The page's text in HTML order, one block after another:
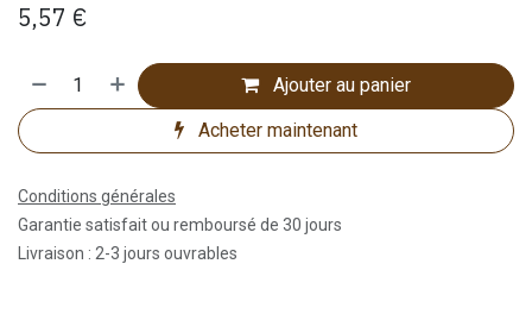
5,57 €
Ajouter au panier
Acheter maintenant
Conditions générales
Garantie satisfait ou remboursé de 30 jours
Livraison : 2-3 jours ouvrables